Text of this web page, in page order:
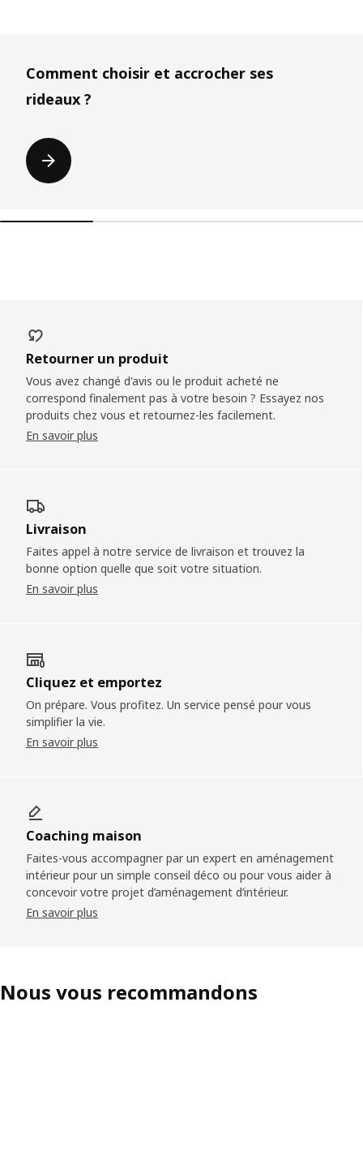
Comment choisir et accrocher ses
rideaux ?
Retourner un produit
Vous avez changé d'avis ou le produit acheté ne
correspond finalement pas à votre besoin ? Essayez nos
produits chez vous et retournez-les facilement.
En savoir plus
Livraison
Faites appel à notre service de livraison et trouvez la
bonne option quelle que soit votre situation.
En savoir plus
Cliquez et emportez
On prépare. Vous profitez. Un service pensé pour vous
simplifier la vie.
En savoir plus
Coaching maison
Faites-vous accompagner par un expert en aménagement
intérieur pour un simple conseil déco ou pour vous aider à
concevoir votre projet d’aménagement d’intérieur.
En savoir plus
Nous vous recommandons